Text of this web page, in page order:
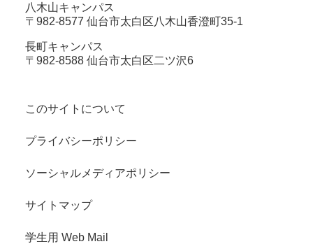
八木山キャンパス
〒982-8577 仙台市太白区八木山香澄町35-1
長町キャンパス
〒982-8588 仙台市太白区二ツ沢6
このサイトについて
プライバシーポリシー
ソーシャルメディアポリシー
サイトマップ
学生用 Web Mail